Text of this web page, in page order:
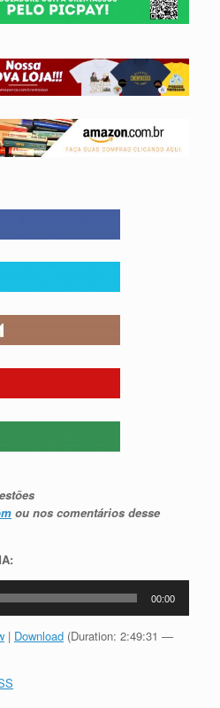
ou nos comentários desse
00:00
| Download (Duration: 2:49:31 —